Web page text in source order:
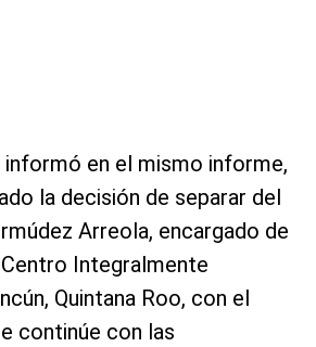
informó en el mismo informe,
la decisión de separar del
Arreola, encargado de
Integralmente
Quintana Roo, con el
continúe con las